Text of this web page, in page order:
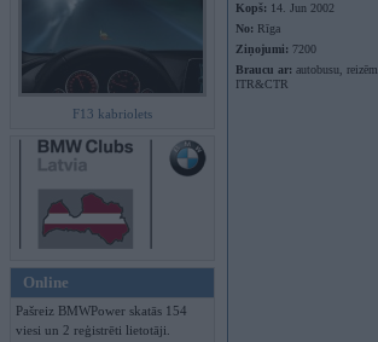
F13 kabriolets
Online
Pašreiz BMWPower skatās 154
viesi un 2 reģistrēti lietotāji.
Kopš: 14. Jun 2002
No: Rīga
Ziņojumi: 7200
Braucu ar: autobusu, reizēm
ITR&CTR